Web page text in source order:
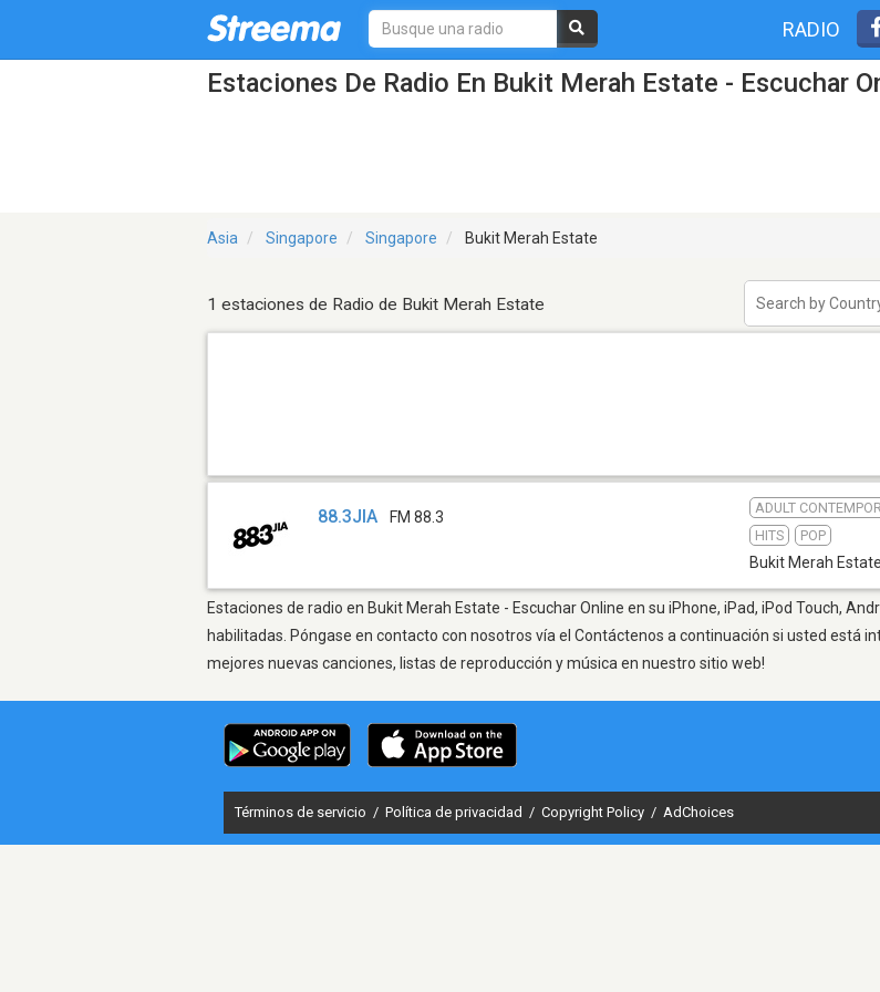
RADIO
Estaciones De Radio En Bukit Merah Estate - Escuchar
Asia Singapore Singapore Bukit Merah Estate
1 estaciones de Radio de Bukit Merah Estate
88.3JIA FM 88.3
ADULT
HITS
POP
Bukit Merah Estate
Estaciones de radio en Bukit Merah Estate - Escuchar Online en su iPhone, iPad, iPod Touch,
habilitadas. Póngase en contacto con nosotros vía el Contáctenos a continuación si usted está
mejores nuevas canciones, listas de reproducción y música en nuestro sitio web!
Términos de servicio / Política de privacidad / Copyright Policy / AdChoices